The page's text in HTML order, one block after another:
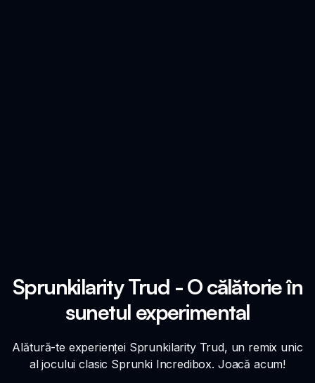
Sprunkilarity Trud - O călătorie în
sunetul experimental
Alătură-te experienței Sprunkilarity Trud, un remix unic
al jocului clasic Sprunki Incredibox. Joacă acum!